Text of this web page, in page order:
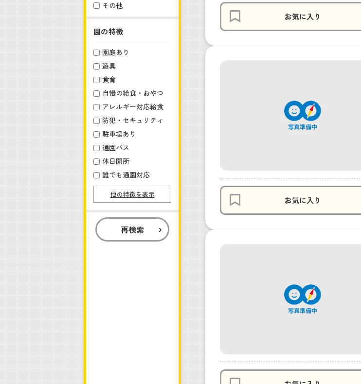
その他
園の特徴
園庭あり
遊具
食育
自慢の給食・おやつ
アレルギー対応給食
防犯・セキュリティ
駐車場あり
通園バス
休日開所
誰でも通園対応
他の特徴を表示
再検索
お気に入り
お気に入り